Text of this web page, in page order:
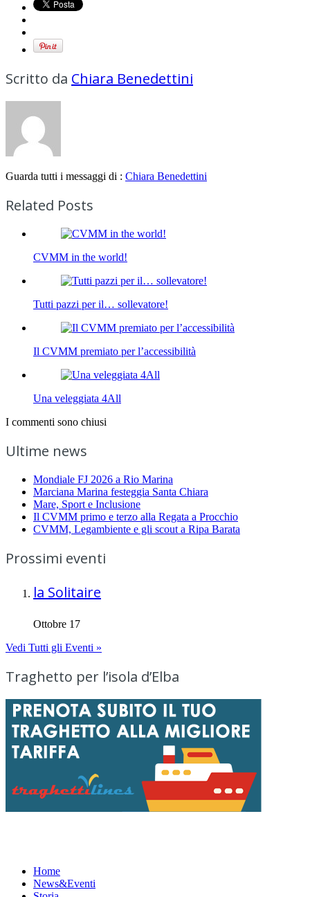
Scritto da Chiara Benedettini
Guarda tutti i messaggi di : Chiara Benedettini
Related Posts
CVMM in the world!
Tutti pazzi per il… sollevatore!
Il CVMM premiato per l’accessibilità
Una veleggiata 4All
I commenti sono chiusi
Ultime news
Mondiale FJ 2026 a Rio Marina
Marciana Marina festeggia Santa Chiara
Mare, Sport e Inclusione
Il CVMM primo e terzo alla Regata a Procchio
CVMM, Legambiente e gli scout a Ripa Barata
Prossimi eventi
la Solitaire
Ottobre 17
Vedi Tutti gli Eventi »
Traghetto per l’isola d’Elba
Home
News&Eventi